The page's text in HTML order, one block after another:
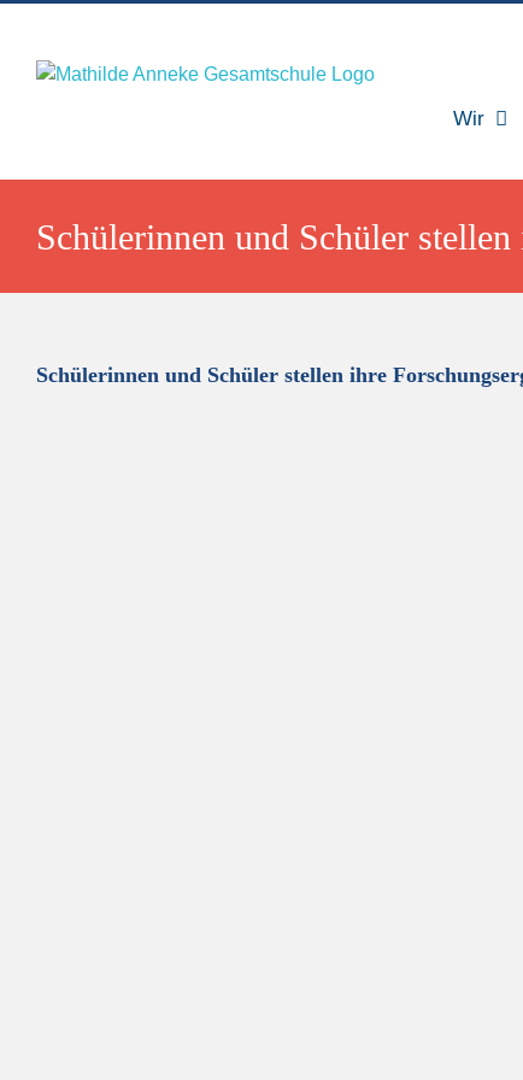
springen
Wir
Schülerinnen und Schüler
Schülerinnen und Schüler stellen ihre